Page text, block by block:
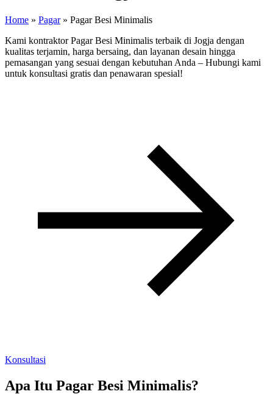
Home » Pagar» Pagar Besi Minimalis
Kami kontraktor Pagar Besi Minimalis terbaik di Jogja dengan
kualitas terjamin, harga bersaing, dan layanan desain hingga
pemasangan yang sesuai dengan kebutuhan Anda – Hubungi kami
untuk konsultasi gratis dan penawaran spesial!
Konsultasi
Apa Itu Pagar Besi Minimalis?